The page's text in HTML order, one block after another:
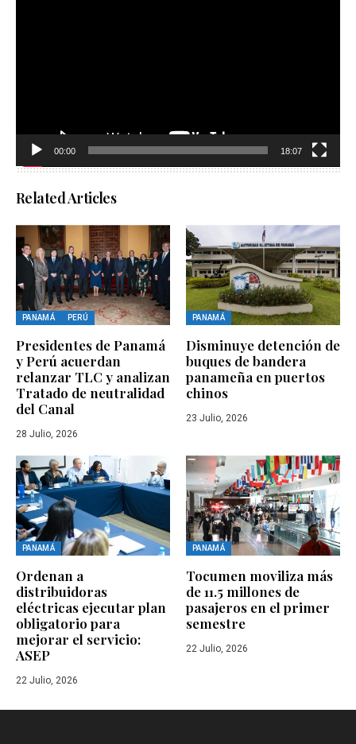
00:00 18:07
Related Articles
PANAMÁ PERÚ
Presidentes de Panamá
y Perú acuerdan
relanzar TLC y analizan
Tratado de neutralidad
del Canal
28 Julio, 2026
PANAMÁ
Disminuye detención de
buques de bandera
panameña en puertos
chinos
23 Julio, 2026
PANAMÁ
Ordenan a
distribuidoras
eléctricas ejecutar plan
obligatorio para
mejorar el servicio:
ASEP
22 Julio, 2026
PANAMÁ
Tocumen moviliza más
de 11.5 millones de
pasajeros en el primer
semestre
22 Julio, 2026